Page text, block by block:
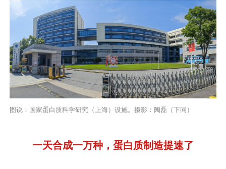
图说：国家蛋白质科学研究（上海）设施。摄影：陶磊（下同）
一天合成一万种，蛋白质制造提速了